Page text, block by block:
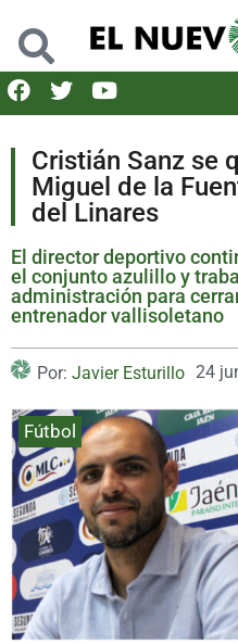
Cristián Sanz se
Miguel de la
del Linares
El director deportivo
el conjunto azulillo y
administración para
entrenador vallisoletano
Por: Javier Esturillo 24
Fútbol